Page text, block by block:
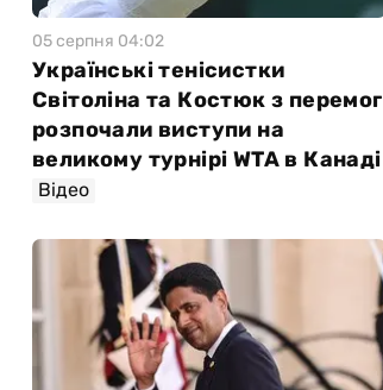
05 серпня 04:02
Українські тенісистки
Світоліна та Костюк з перемог
розпочали виступи на
великому турнірі WTA в Канаді
Відео